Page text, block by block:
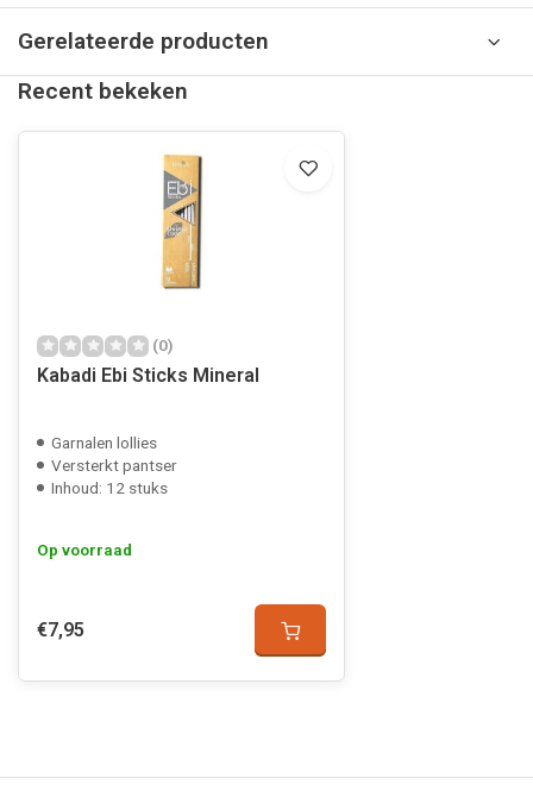
Gerelateerde producten
Recent bekeken
(0)
Kabadi Ebi Sticks Mineral
Garnalen lollies
Versterkt pantser
Inhoud: 12 stuks
Op voorraad
€7,95